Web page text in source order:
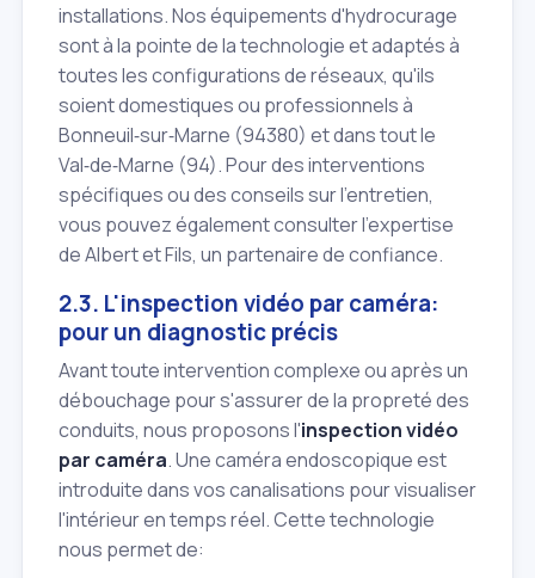
installations. Nos équipements d'hydrocurage
sont à la pointe de la technologie et adaptés à
toutes les configurations de réseaux, qu'ils
soient domestiques ou professionnels à
Bonneuil‑sur‑Marne (94380) et dans tout le
Val‑de‑Marne (94). Pour des interventions
spécifiques ou des conseils sur l'entretien,
vous pouvez également consulter l'expertise
de Albert et Fils, un partenaire de confiance.
2.3. L'inspection vidéo par caméra:
pour un diagnostic précis
Avant toute intervention complexe ou après un
débouchage pour s'assurer de la propreté des
conduits, nous proposons l'inspection vidéo
par caméra. Une caméra endoscopique est
introduite dans vos canalisations pour visualiser
l'intérieur en temps réel. Cette technologie
nous permet de: